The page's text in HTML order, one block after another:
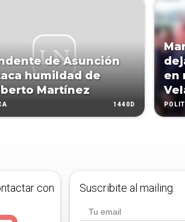
de Asunción
humildad de
Martínez
1440D
en
con
Suscribite al mailing.